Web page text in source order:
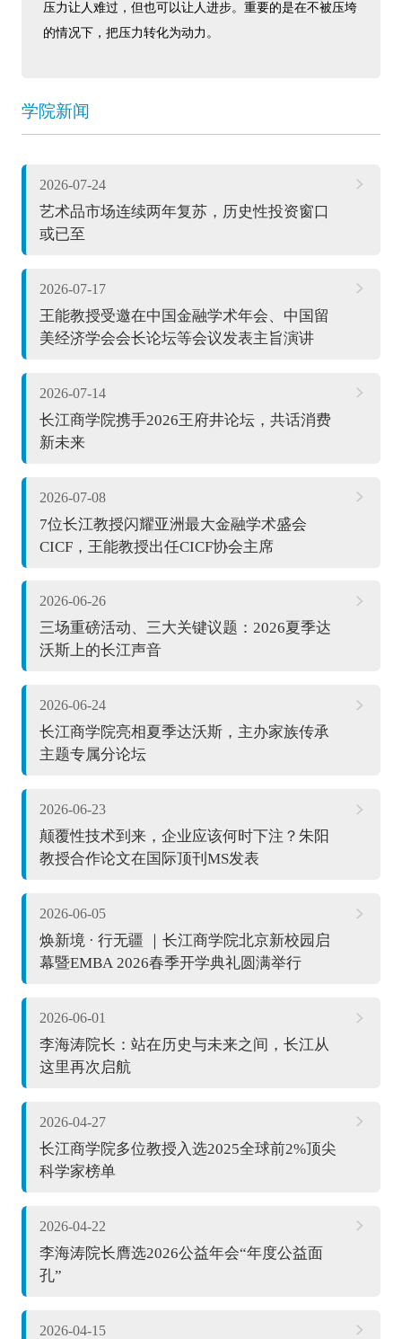
压力让人难过，但也可以让人进步。重要的是在不被压垮
的情况下，把压力转化为动力。
学院新闻
2026-07-24
艺术品市场连续两年复苏，历史性投资窗口
或已至
2026-07-17
王能教授受邀在中国金融学术年会、中国留
美经济学会会长论坛等会议发表主旨演讲
2026-07-14
长江商学院携手2026王府井论坛，共话消费
新未来
2026-07-08
7位长江教授闪耀亚洲最大金融学术盛会
CICF，王能教授出任CICF协会主席
2026-06-26
三场重磅活动、三大关键议题：2026夏季达
沃斯上的长江声音
2026-06-24
长江商学院亮相夏季达沃斯，主办家族传承
主题专属分论坛
2026-06-23
颠覆性技术到来，企业应该何时下注？朱阳
教授合作论文在国际顶刊MS发表
2026-06-05
焕新境 · 行无疆 ｜长江商学院北京新校园启
幕暨EMBA 2026春季开学典礼圆满举行
2026-06-01
李海涛院长：站在历史与未来之间，长江从
这里再次启航
2026-04-27
长江商学院多位教授入选2025全球前2%顶尖
科学家榜单
2026-04-22
李海涛院长膺选2026公益年会“年度公益面
孔”
2026-04-15